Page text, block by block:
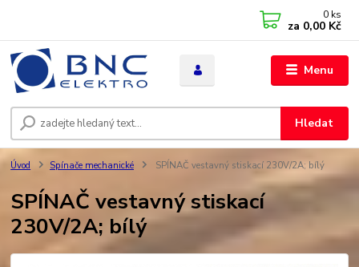
Menu
Hledat
0 ks
za 0,00 Kč
Úvod Spínače mechanické SPÍNAČ vestavný stiskací 230V/2A; bílý
SPÍNAČ vestavný stiskací
230V/2A; bílý